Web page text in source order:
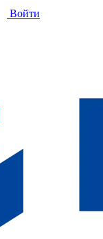
Войти